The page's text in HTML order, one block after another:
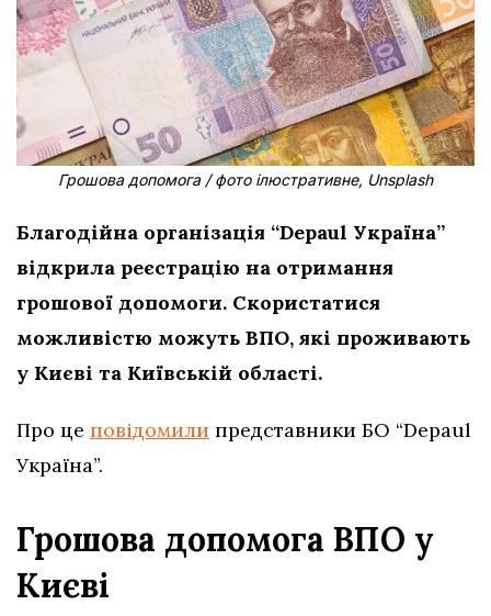
Грошова допомога / фото ілюстративне, Unsplash
Благодійна організація “Depaul Україна”
відкрила реєстрацію на отримання
грошової допомоги. Скористатися
можливістю можуть ВПО, які проживають
у Києві та Київській області.
Про це повідомили представники БО “Depaul
Україна”.
Грошова допомога ВПО у
Києві